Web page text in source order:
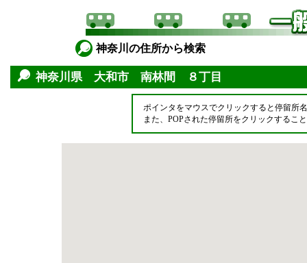
神奈川の住所から検索
神奈川県 大和市 南林間 ８丁目
ポインタをマウスでクリックすると停留所
また、POPされた停留所をクリックするこ